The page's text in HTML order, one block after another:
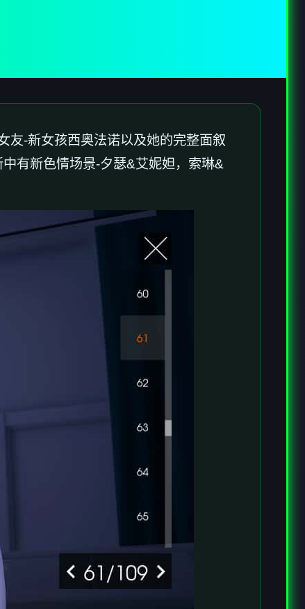
友-新女孩西奥法诺以及她的完整面叙
有新色情场景-夕瑟&艾妮妲，索琳&